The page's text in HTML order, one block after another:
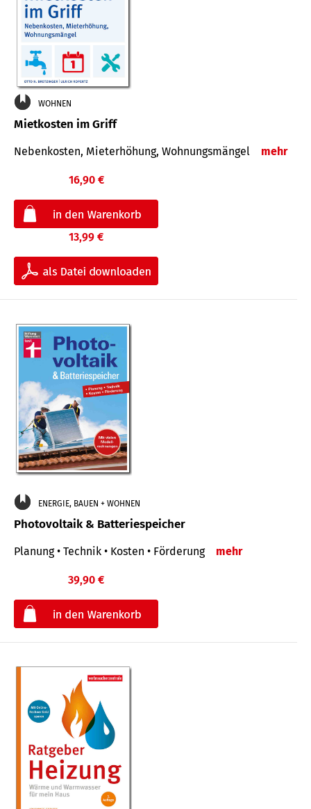
WOHNEN
Mietkosten im Griff
Nebenkosten, Mieterhöhung, Wohnungsmängel mehr
16,90 €
13,99 €
ENERGIE, BAUEN + WOHNEN
Photovoltaik & Batteriespeicher
Planung • Technik • Kosten • Förderung mehr
39,90 €